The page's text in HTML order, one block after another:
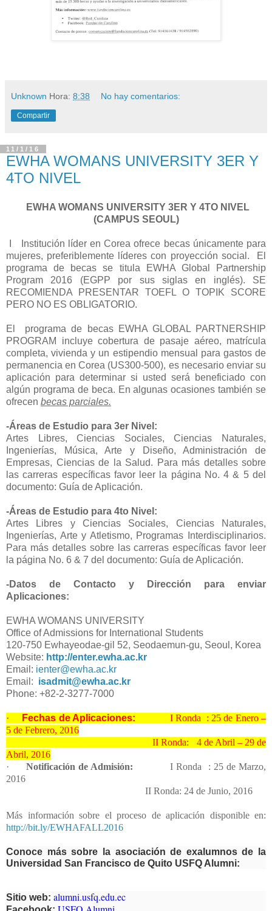
Unknown Hora: 8:38 No hay comentarios:
Compartir
11/1/16
EWHA WOMANS UNIVERSITY 3ER Y
4TO NIVEL
EWHA WOMANS UNIVERSITY 3ER Y 4TO NIVEL
(CAMPUS SEOUL)
I Institución líder en Corea ofrece becas únicamente para
mujeres, preferiblemente
líderes con proyección social . El
programa de becas se titula EWHA Global Partnership
Program 2016 (EGPP por sus siglas en inglés). SE
RECOMIENDA PRESENTAR TOEFL O TOPIK SCORE
PERO NO ES OBLIGATORIO.
El programa de becas EWHA GLOBAL PARTNERSHIP
PROGRAM
incluye cobertura de pasaje aéreo, matrícula
completa, vivienda y un estipendio mensual para gastos de
permanencia en Corea (US300-500), es necesario enviar su
aplicación para determinar si usted será beneficiado con
algún programa de beca. En algunas ocasiones también se
ofrecen becas parciales.
-Áreas de Estudio para 3er Nivel:
Artes Libres, Ciencias Sociales, Ciencias Naturales,
Ingenierías, Música, Arte y Diseño, Administración de
Empresas, Ciencias de la Salud. Para más detalles sobre
las carreras específicas favor leer la página No. 4 & 5 del
documento: Guía de Aplicación.
-Áreas de Estudio para 4to Nivel:
Artes Libres y Ciencias Sociales, Ciencias Naturales,
Ingenierías, Arte y Atletismo, Programas Interdisciplinarios.
Para más detalles sobre las carreras específicas favor leer
la página No. 6 & 7 del documento: Guía de Aplicación.
-Datos de Contacto y Dirección para enviar
Aplicaciones:
EWHA WOMANS UNIVERSITY
Office of Admissions for International Students
120-750 Ewhayeodae-gil 52, Seodaemun-gu, Seoul, Korea
Website: http://enter.ewha.ac.kr
Email: ienter@ewha.ac.kr
Email: isadmit@ewha.ac.kr
Phone: +82-2-3277-7000
· Fechas de Aplicaciones: I Ronda : 25 de Enero –
5 de Febrero, 2016
II Ronda: 4 de Abril – 29 de
Abril, 2016
·
Notificación de Admisión:
I Ronda : 25 de Marzo,
2016
II Ronda: 24 de Junio, 2016
Más información sobre el proceso de aplicación disponible en:
http://bit.ly/EWHAFALL2016
Conoce más sobre la asociación de exalumnos de la
Universidad San Francisco de Quito USFQ Alumni:
Sitio web: alumni.usfq.edu.ec